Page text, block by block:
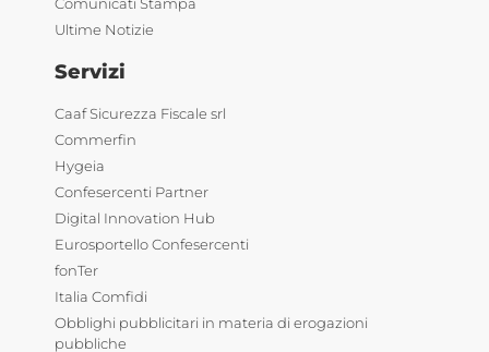
Comunicati Stampa
Ultime Notizie
Servizi
Caaf Sicurezza Fiscale srl
Commerfin
Hygeia
Confesercenti Partner
Digital Innovation Hub
Eurosportello Confesercenti
fonTer
Italia Comfidi
Obblighi pubblicitari in materia di erogazioni
pubbliche